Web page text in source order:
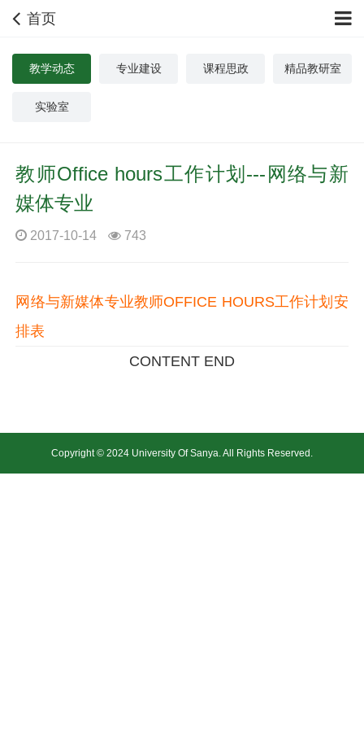
首页
教学动态 专业建设 课程思政 精品教研室
实验室
教师Office hours工作计划---网络与新
媒体专业
2017-10-14 743
网络与新媒体专业教师OFFICE HOURS工作计划安
排表
CONTENT END
Copyright © 2024 University Of Sanya. All Rights Reserved.